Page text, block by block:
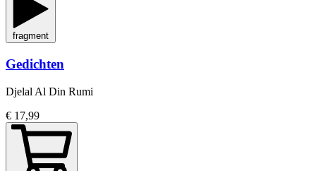
fragment
Gedichten
Djelal Al Din Rumi
€ 17,99